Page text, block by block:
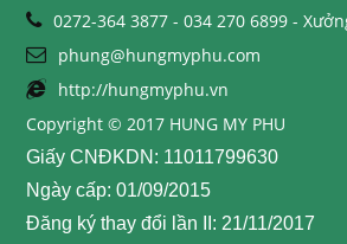
0272-364 3877 - 034 270 6899 -
phung@hungmyphu.com
http://hungmyphu.vn
Copyright © 2017 HUNG MY PHU
Giấy CNĐKDN: 11011799630
Ngày cấp: 01/09/2015
Đăng ký thay đổi lần II: 21/11/2017